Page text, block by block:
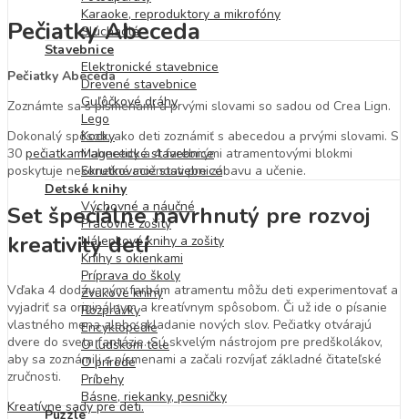
Karaoke, reproduktory a mikrofóny
Slúchadlá
Stavebnice
Elektronické stavebnice
Drevené stavebnice
Guľôčkové dráhy
Lego
Kocky
Magnetické stavebnice
Skrutkovacie stavebnice
Detské knihy
Výchovné a náučné
Pracovné zošity
Nálepkové knihy a zošity
Knihy s okienkami
Príprava do školy
Zvukové knihy
Rozprávky
Encyklopédie
O ľudskom tele
O prírode
Príbehy
Básne, riekanky, pesničky
Puzzle
Pečiatky Abeceda
Pečiatky Abeceda
Zoznámte sa s písmenami a prvými slovami so sadou od Crea Lign.
Dokonalý spôsob, ako deti zoznámiť s abecedou a prvými slovami. S
30 pečiatkamiabecedy a 4 farebnými atramentovými blokmi
poskytuje nekonečné možnosti pre zábavu a učenie.
Set špeciálne navrhnutý pre rozvoj
kreativity detí
Vďaka 4 dodávaným farbám atramentu môžu deti experimentovať a
vyjadriť sa originálnym a kreatívnym spôsobom. Či už ide o písanie
vlastného mena alebo skladanie nových slov. Pečiatky otvárajú
dvere do sveta fantázie. Sú skvelým nástrojom pre predškolákov,
aby sa zoznámili s písmenami a začali rozvíjať základné čitateľské
zručnosti.
Kreatívne sady pre deti.